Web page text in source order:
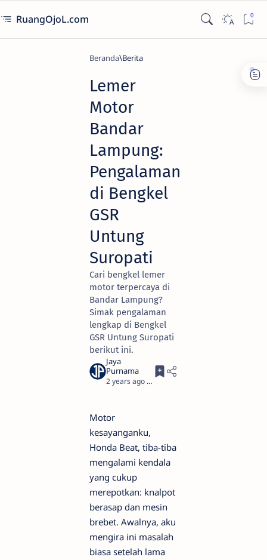
RuangOjoL.com
Beranda Berita
Lemer
Motor
Bandar
Lampung:
Pengalaman
di Bengkel
GSR
Untung
Suropati
Cari bengkel lemer
motor terpercaya di
Bandar Lampung?
Simak pengalaman
lengkap di Bengkel
GSR Untung Suropati
berikut ini.
2 years ago 5
Motor
kesayanganku,
Honda Beat, tiba-tiba
mengalami kendala
yang cukup
merepotkan: knalpot
berasap dan mesin
brebet. Awalnya, aku
mengira ini masalah
biasa setelah lama